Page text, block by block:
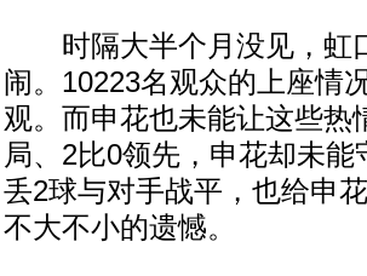
时隔大半个月没见，虹
闹。10223名观众的上座情
观。而申花也未能让这些
局、2比0领先，申花却未
丢2球与对手战平，也给申
不大不小的遗憾。